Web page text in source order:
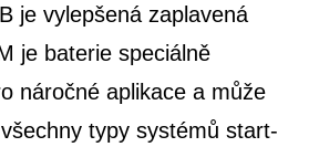
je vylepšená zaplavená
je baterie speciálně
náročné aplikace a může
typy systémů start-